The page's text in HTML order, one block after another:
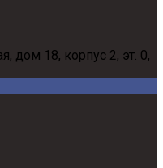
дом 18, корпус 2, эт. 0,